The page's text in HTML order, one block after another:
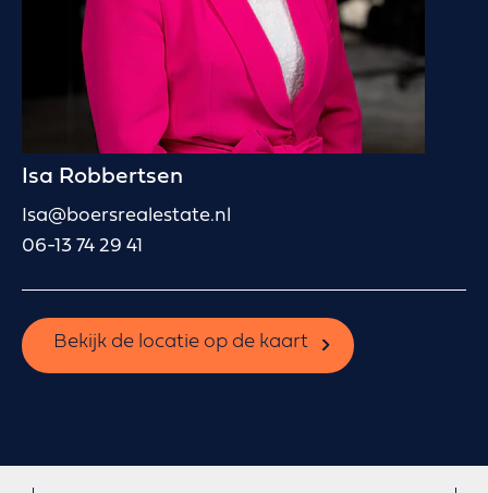
Isa Robbertsen
Isa@boersrealestate.nl
06-13 74 29 41
Bekijk de locatie op de kaart